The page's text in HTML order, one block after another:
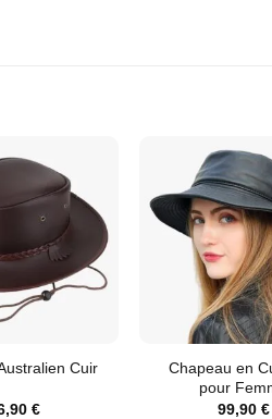
Cuir
€
Chapeau en
pour
99,90 €